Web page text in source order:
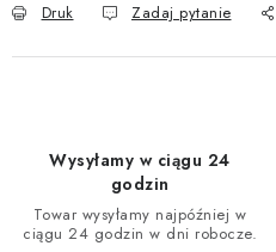
Druk Zadaj pytanie
Wysyłamy w ciągu 24
godzin
Towar wysyłamy najpóźniej w
ciągu 24 godzin w dni robocze.